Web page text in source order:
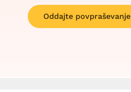
Oddajte povpraševanje